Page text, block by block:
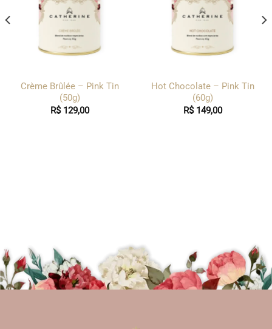
Crème Brûlée – Pink Tin
(50g)
R$129,00
Hot Chocolate – Pink Tin
(60g)
R$149,00